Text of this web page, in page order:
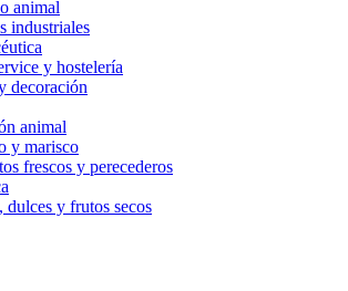
animal
industriales
y hostelería
decoración
animal
y marisco
frescos y perecederos
dulces y frutos secos